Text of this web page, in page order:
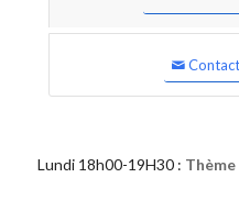
Lundi 18h00-19H30 :